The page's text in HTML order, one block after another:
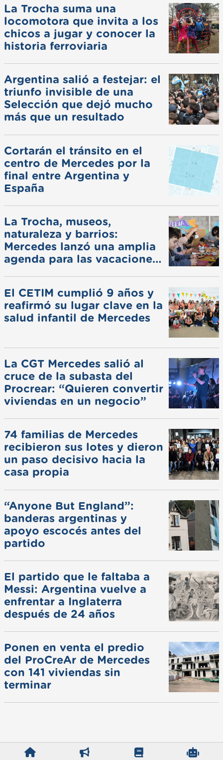
La Trocha suma una
locomotora que invita a los
chicos a jugar y conocer la
historia ferroviaria
Argentina salió a festejar: el
triunfo invisible de una
Selección que dejó mucho
más que un resultado
Cortarán el tránsito en el
centro de Mercedes por la
final entre Argentina y
España
La Trocha, museos,
naturaleza y barrios:
Mercedes lanzó una amplia
agenda para las vacaciones
El CETIM cumplió 9 años y
reafirmó su lugar clave en la
salud infantil de Mercedes
La CGT Mercedes salió al
cruce de la subasta del
Procrear: “Quieren convertir
viviendas en un negocio”
74 familias de Mercedes
recibieron sus lotes y dieron
un paso decisivo hacia la
casa propia
“Anyone But England”:
banderas argentinas y
apoyo escocés antes del
partido
El partido que le faltaba a
Messi: Argentina vuelve a
enfrentar a Inglaterra
después de 24 años
Ponen en venta el predio
del ProCreAr de Mercedes
con 141 viviendas sin
terminar